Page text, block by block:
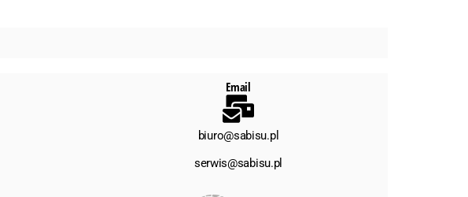
Email
biuro@sabisu.pl
serwis@sabisu.pl